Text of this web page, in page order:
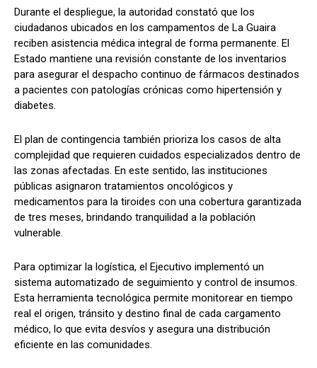
Durante el despliegue, la autoridad constató que los
ciudadanos ubicados en los campamentos de La Guaira
reciben asistencia médica integral de forma permanente. El
Estado mantiene una revisión constante de los inventarios
para asegurar el despacho continuo de fármacos destinados
a pacientes con patologías crónicas como hipertensión y
diabetes.
El plan de contingencia también prioriza los casos de alta
complejidad que requieren cuidados especializados dentro de
las zonas afectadas. En este sentido, las instituciones
públicas asignaron tratamientos oncológicos y
medicamentos para la tiroides con una cobertura garantizada
de tres meses, brindando tranquilidad a la población
vulnerable.
Para optimizar la logística, el Ejecutivo implementó un
sistema automatizado de seguimiento y control de insumos.
Esta herramienta tecnológica permite monitorear en tiempo
real el origen, tránsito y destino final de cada cargamento
médico, lo que evita desvíos y asegura una distribución
eficiente en las comunidades.